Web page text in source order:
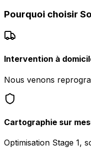
Pourquoi choisir
Intervention à
Nous venons
Cartographie sur
Optimisation Stage 1,